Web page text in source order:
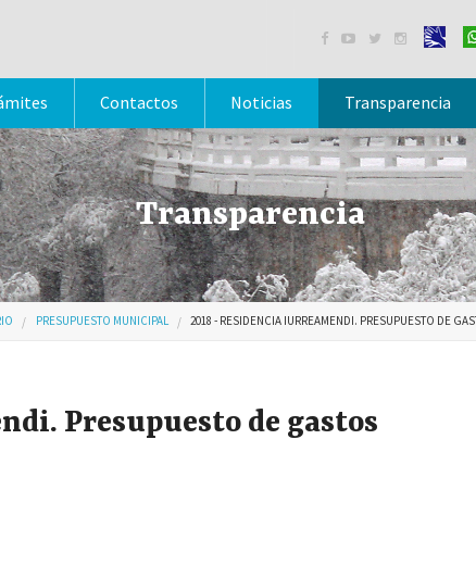
   
Contactos Noticias Transparencia
Transparencia
PRESUPUESTO MUNICIPAL 2018 - RESIDENCIA IURREAMENDI. PRESUPUESTO DE
Presupuesto de gastos